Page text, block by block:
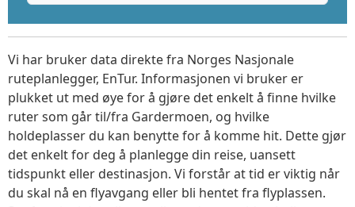
Vi har bruker data direkte fra Norges Nasjonale
ruteplanlegger, EnTur. Informasjonen vi bruker er
plukket ut med øye for å gjøre det enkelt å finne hvilke
ruter som går til/fra Gardermoen, og hvilke
holdeplasser du kan benytte for å komme hit. Dette gjør
det enkelt for deg å planlegge din reise, uansett
tidspunkt eller destinasjon. Vi forstår at tid er viktig når
du skal nå en flyavgang eller bli hentet fra flyplassen.